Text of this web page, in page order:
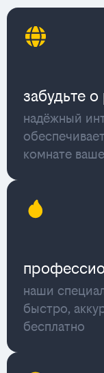
забудьте
надёжный
комнате
наши
быстро,
бесплатно